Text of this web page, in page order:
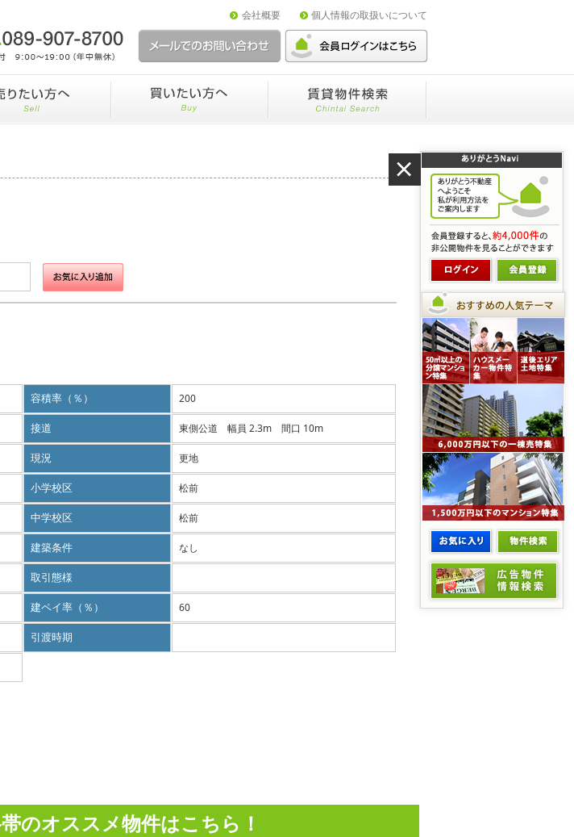
会社概要 個人情報の取扱いについて
容積率（％） 200
接道 東側公道 幅員 2.3m 間口 10m
現況 更地
小学校区 松前
中学校区 松前
建築条件 なし
取引態様
建ペイ率（％） 60
引渡時期
のオススメ物件はこちら！